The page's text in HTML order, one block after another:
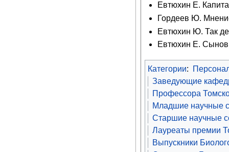
Евтюхин Е.
Гордеев Ю.
Евтюхин Ю. Так
Евтюхин Е.
Категории:
Заведующие
Профессора
Младшие научные
Старшие научные
Лауреаты премии
Выпускники